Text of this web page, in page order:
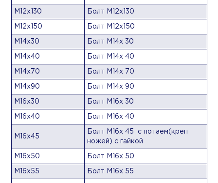
М12х130 Болт М12х130
М12х150 Болт М12х150
М14х30 Болт М14х 30
М14х40 Болт М14х 40
М14х70 Болт М14х 70
М14х90 Болт М14х 90
М16х30 Болт М16х 30
М16х40 Болт М16х 40
М16х45
Болт М16х 45 с потаем(креп
ножей) с гайкой
М16х50 Болт М16х 50
М16х55 Болт М16х 55